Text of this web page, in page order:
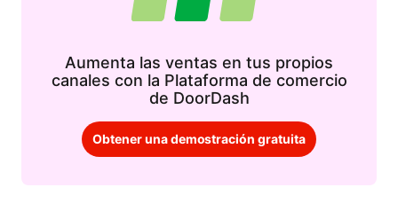
Aumenta las ventas en tus propios
canales con la Plataforma de comercio
de DoorDash
Obtener una demostración gratuita